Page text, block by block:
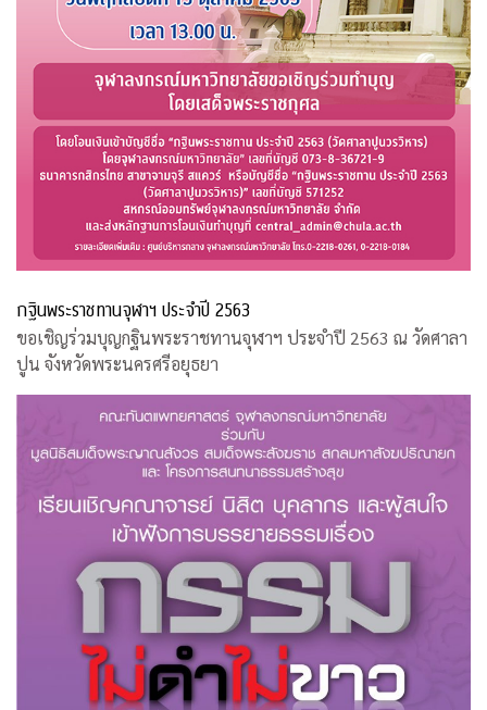
กฐินพระราชทานจุฬาฯ ประจำปี 2563
ขอเชิญร่วมบุญกฐินพระราชทานจุฬาฯ ประจำปี 2563 ณ วัดศาลา
ปูน จังหวัดพระนครศรีอยุธยา